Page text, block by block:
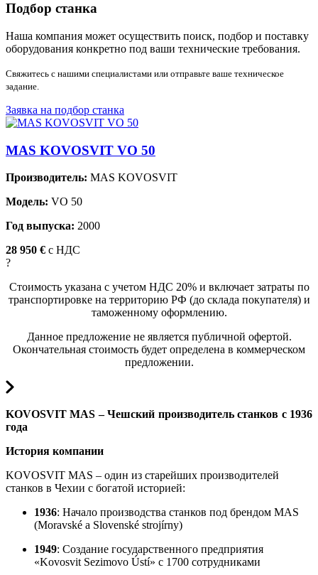
Подбор станка
Наша компания может осуществить поиск, подбор и поставку
оборудования конкретно под ваши технические требования.
Свяжитесь с нашими специалистами или отправьте ваше техническое
задание.
Заявка на подбор станка
MAS KOVOSVIT VO 50
Производитель: MAS KOVOSVIT
Модель: VO 50
Год выпуска: 2000
28 950 € c НДС
?
Стоимость указана с учетом НДС 20% и включает затраты по
транспортировке на территорию РФ (до склада покупателя) и
таможенному оформлению.
Данное предложение не является публичной офертой.
Окончательная стоимость будет определена в коммерческом
предложении.
KOVOSVIT MAS – Чешский производитель станков с 1936
года
История компании
KOVOSVIT MAS – один из старейших производителей
станков в Чехии с богатой историей:
1936: Начало производства станков под брендом MAS
(Moravské a Slovenské strojírny)
1949: Создание государственного предприятия
«Kovosvit Sezimovo Ústí» с 1700 сотрудниками